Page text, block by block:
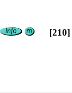
[210]